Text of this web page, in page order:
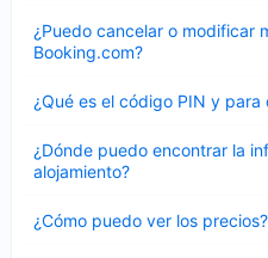
¿Puedo cancelar o modificar
Booking.com?
cerrado
¿Qué es el código PIN y para
cerrado
¿Dónde puedo encontrar la
alojamiento?
cerrado
¿Cómo puedo ver los precios?
cerrado